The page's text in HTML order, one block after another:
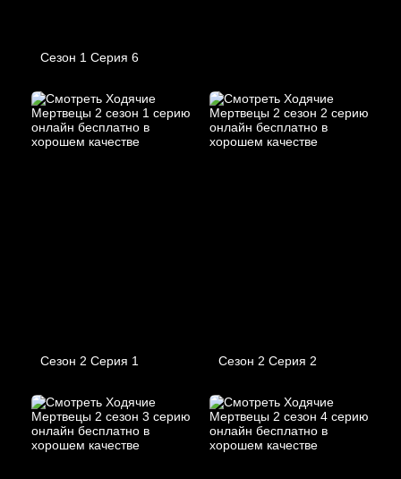
Сезон 1 Серия 6
Сезон 2 Серия 1 Сезон 2 Серия 2